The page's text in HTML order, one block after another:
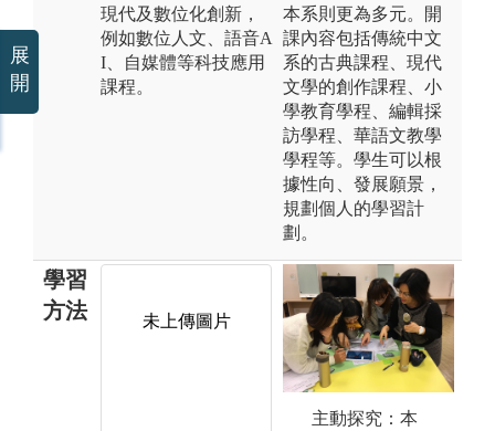
現代及數位化創新，
例如數位人文、語音A
I、自媒體等科技應用
課程。
本系則更為多元。開
課內容包括傳統中文
系的古典課程、現代
文學的創作課程、小
學教育學程、編輯採
訪學程、華語文教學
學程等。學生可以根
據性向、發展願景，
規劃個人的學習計
劃。
學習
方法
未上傳圖片
翻轉學習法：
主動探究：本
展
開